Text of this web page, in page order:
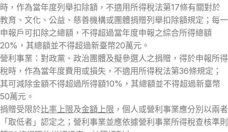
時，作為當年度列舉扣除額，不適用所得稅法第17條有關對於
教育、文化、公益、慈善機構或團體捐贈列舉扣除額規定；每一
申報戶可扣除之總額，不得超過當年度申報之綜合所得總額
20%，其總額並不得超過新臺幣20萬元。
營利事業：對政黨、政治團體及擬參選人之捐贈，得於申報所得
稅時，作為當年度費用或損失，不適用所得稅法第36條規定；
其可減除金額不得超過所得額10%，其總額並不得超過新臺幣
50萬元。
捐贈受限於比率上限及金額上限 ，個人或營利事業應分別以兩者
「取低者」認定之；營利事業並應依據營利事業所得稅查核準則